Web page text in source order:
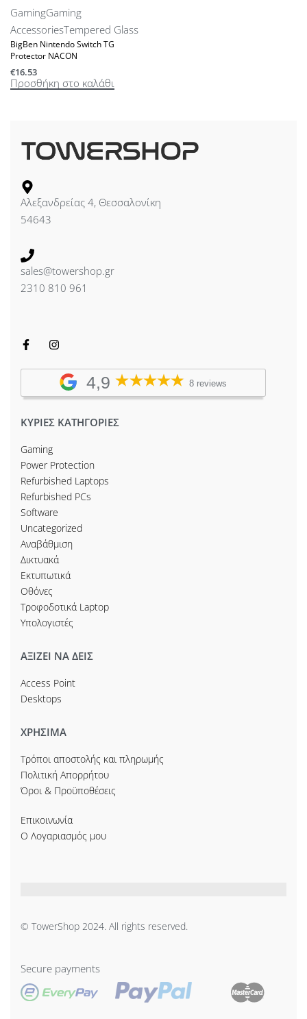
GamingGaming
AccessoriesTempered Glass
BigBen Nintendo Switch TG
Protector NACON
€16.53
Προσθήκη στο καλάθι
Αλεξανδρείας 4, Θεσσαλονίκη
54643
sales@towershop.gr
2310 810 961
4,9 8 reviews
ΚΥΡΙΕΣ ΚΑΤΗΓΟΡΙΕΣ
Gaming
Power Protection
Refurbished Laptops
Refurbished PCs
Software
Uncategorized
Αναβάθμιση
Δικτυακά
Εκτυπωτικά
Οθόνες
Τροφοδοτικά Laptop
Υπολογιστές
ΑΞΙΖΕΙ ΝΑ ΔΕΙΣ
Access Point
Desktops
ΧΡΗΣΙΜΑ
Τρόποι αποστολής και πληρωμής
Πολιτική Απορρήτου
Όροι & Προϋποθέσεις
Επικοινωνία
Ο Λογαριασμός μου
© TowerShop 2024. All rights reserved.
Secure payments